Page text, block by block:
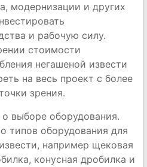
модернизации и других
и рабочую силу.
стоимости
негашеной извести
на весь проект с более
зрения.
выборе оборудования.
типов оборудования для
например щековая
конусная дробилка и